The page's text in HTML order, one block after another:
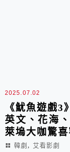
2025.07.02
《魷魚遊戲
英文、花海
萊塢大咖驚
韓劇 , 艾看影劇